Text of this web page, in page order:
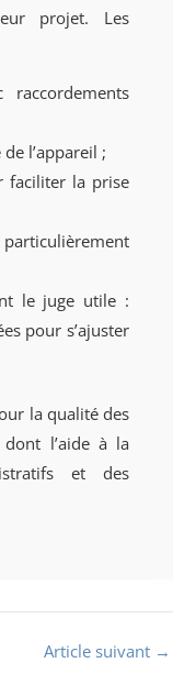
projet. Les
raccordements
l’appareil ;
faciliter la prise
le juge utile :
pour s’ajuster
la qualité des
dont l’aide à la
et des
Article suivant →